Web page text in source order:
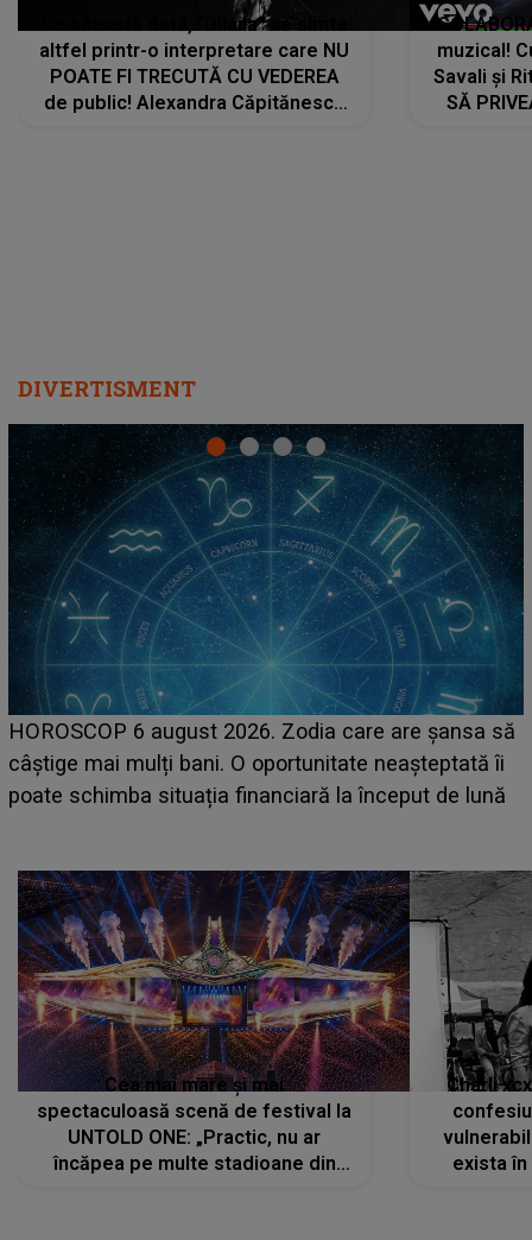
De această dată, "Dilaila" se simte
altfel printr-o interpretare care NU
POATE FI TRECUTĂ CU VEDEREA
de public! Alexandra Căpitănescu
muzical!
Savali și
SĂ
DIVERTISMENT
LINE-UP UNTOLD ONE, prima zi. Cine sunt artiștii
care deschid festivalul și de la ce ore au loc cele mai
așteptate concerte pe scena principală?
Cea mai mare și mai
spectaculoasă scenă de festival la
UNTOLD ONE: „Practic, nu ar
încăpea pe multe stadioane din
Charli
exista